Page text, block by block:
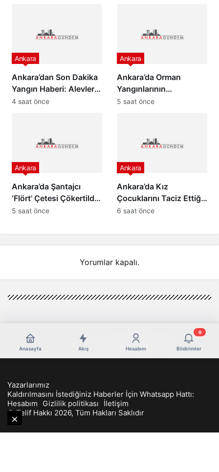
Ankara’dan Son Dakika
Yangın Haberi: Alevler
Evlere Sıçramadan…
Ankara
4 saat önce
Ankara’da Orman
Yangınlarının
Önlenmesine Yönelik
Ankara
5 saat önce
Ankara’da Şantajcı
‘Flört’ Çetesi Çökertildi:
9 Gözaltı
Ankara
5 saat önce
Ankara’da Kız
Çocuklarını Taciz Ettiği
İddiasıyla Yaşlı Adamı
Ankara
6 saat önce
Yorumlar kapalı.
Anasayfa Akış Hesabım Bildirimler
0
Yazarlarımız
Kaldırılmasını İstediğiniz Haberler İçin Whatsapp Hattı:
Hesabım
Gizlilik politikası
İletişim
© Telif Hakkı 2026, Tüm Hakları Saklıdır